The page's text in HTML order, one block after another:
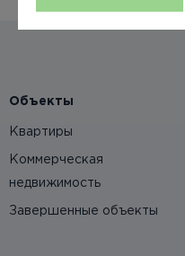
Объекты
Квартиры
Коммерческая
недвижимость
Завершенные объекты